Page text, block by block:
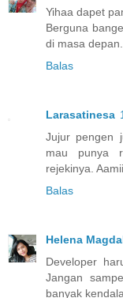
Yihaa dapet
Berguna
di masa depan.
Balas
Larasatinesa
Jujur pengen
mau punya
rejekinya.
Balas
Helena
Developer
Jangan
banyak